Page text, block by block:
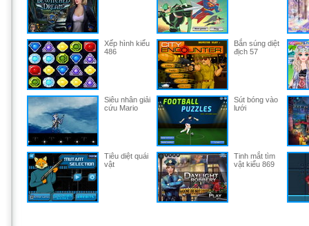
Xếp hình kiểu
486
Bắn súng diệt
địch 57
Siêu nhân giải
cứu Mario
Sút bóng vào
lưới
Tiêu diệt quái
vật
Tinh mắt tìm
vật kiểu 869